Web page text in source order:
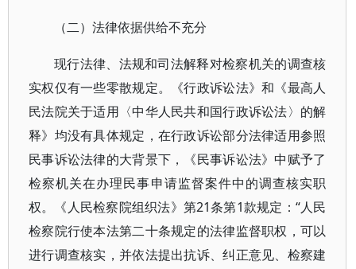
（二）法律依据供给不充分
现行法律、法规和司法解释对检察机关的调查核
实权仅有一些零散规定。《行政诉讼法》和《最高人
民法院关于适用〈中华人民共和国行政诉讼法〉的解
释》均没有具体规定，在行政诉讼部分法律适用参照
民事诉讼法律的大背景下，《民事诉讼法》中赋予了
检察机关在办理民事申请监督案件中的调查核实职
权。《人民检察院组织法》第21条第1款规定：“人民
检察院行使本法第二十条规定的法律监督职权，可以
进行调查核实，并依法提出抗诉、纠正意见、检察建